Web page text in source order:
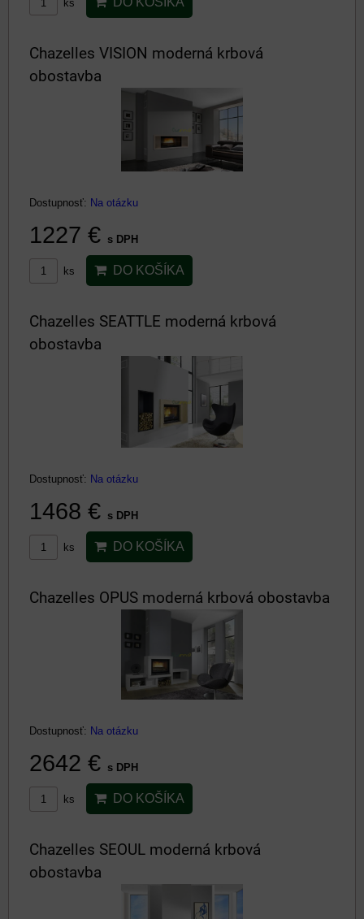
ks
Chazelles VISION moderná krbová
obostavba
Dostupnosť: Na otázku
1227 € s DPH
ks DO KOŠÍKA
Chazelles SEATTLE moderná krbová
obostavba
Dostupnosť: Na otázku
1468 € s DPH
ks DO KOŠÍKA
Chazelles OPUS moderná krbová obostavba
Dostupnosť: Na otázku
2642 € s DPH
ks DO KOŠÍKA
Chazelles SEOUL moderná krbová
obostavba